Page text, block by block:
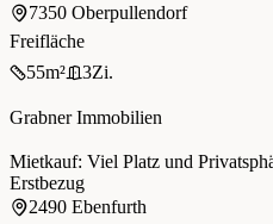
und liebevolle Betreuung +
7350 Oberpullendorf
Freifläche
55m² 3Zi.
Grabner Immobilien
Mietkauf: Viel Platz und
Erstbezug
2490 Ebenfurth